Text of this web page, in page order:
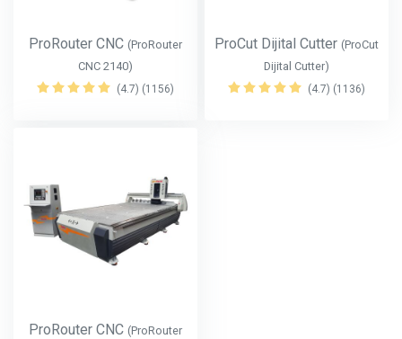
ProRouter CNC (ProRouter
CNC 2140)
(4.7) (1156)
ProCut Dijital Cutter (ProCut
Dijital Cutter)
(4.7) (1136)
ProRouter CNC (ProRouter